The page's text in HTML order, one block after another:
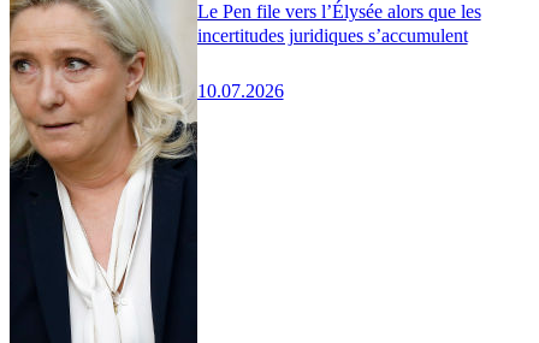
Le Pen file vers l’Élysée alors que les
incertitudes juridiques s’accumulent
10.07.2026